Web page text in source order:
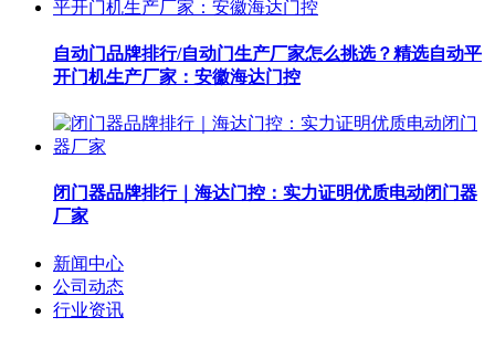
自动门品牌排行/自动门生产厂家怎么挑选？精选自动平
开门机生产厂家：安徽海达门控
闭门器品牌排行｜海达门控：实力证明优质电动闭门器
厂家
新闻中心
公司动态
行业资讯